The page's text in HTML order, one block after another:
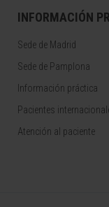
INFORMACIÓN
Sede de Madrid
Sede de Pamplona
Información práctica
Pacientes
Atención al paciente